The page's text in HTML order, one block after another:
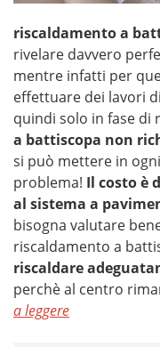
riscaldamento a
rivelare davvero
mentre infatti per
effettuare dei lavori
quindi solo in fase di
a battiscopa non
si può mettere in
problema! Il costo è
al sistema a
bisogna valutare
riscaldamento a
riscaldare
perchè al centro
a leggere